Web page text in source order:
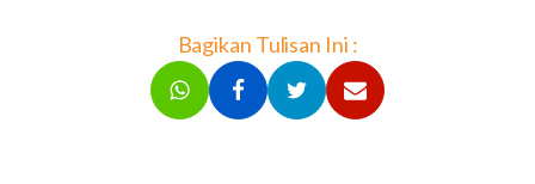
Bagikan Tulisan Ini :